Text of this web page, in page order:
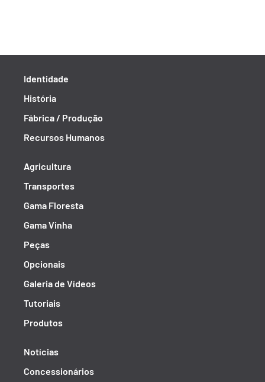
Identidade
História
Fábrica / Produção
Recursos Humanos
Agricultura
Transportes
Gama Floresta
Gama Vinha
Peças
Opcionais
Galeria de Vídeos
Tutoriais
Produtos
Notícias
Concessionários